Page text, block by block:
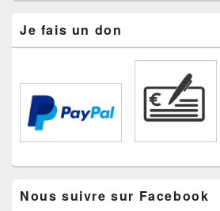
Je fais un don
Nous suivre sur Facebook